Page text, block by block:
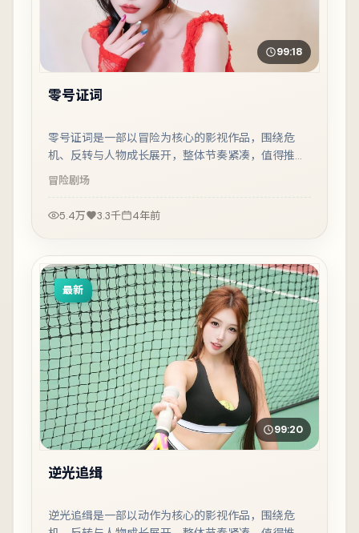
99:18
零号证词
零号证词是一部以冒险为核心的影视作品，围绕危
机、反转与人物成长展开，整体节奏紧凑，值得推荐
观看。
冒险剧场
5.4万 3.3千 4年前
最新
99:20
逆光追缉
逆光追缉是一部以动作为核心的影视作品，围绕危